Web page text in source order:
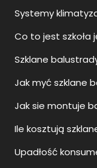
Systemy
Co to jest szkoła
Szklane
Jak myć szklane
Jak sie montuje
Ile kosztują
Upadłość